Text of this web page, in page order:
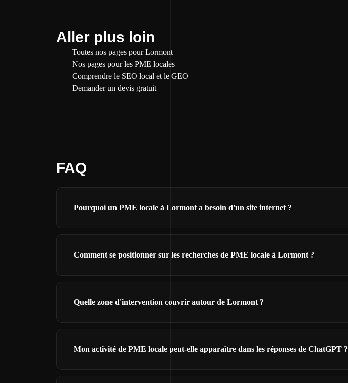
Aller plus loin
Toutes nos pages pour Lormont
Nos pages pour les PME locales
Comprendre le SEO local et le GEO
Demander un devis gratuit
FAQ
Pourquoi un PME locale à Lormont a besoin d'un site internet ?
Comment se positionner sur les recherches de PME locale à Lormont ?
Quelle zone d'intervention couvrir autour de Lormont ?
Mon activité de PME locale peut-elle apparaître dans les réponses de ChatGPT ?